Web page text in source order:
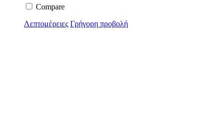
Compare
Λεπτομέρειες Γρήγορη προβολή